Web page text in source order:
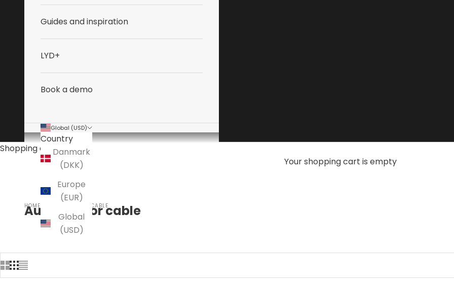
Guides and inspiration
LYD+
Book a demo
Global (USD)
Country
Danmark
(DKK)
Europe
(EUR)
Global
(USD)
Shopping cart
Your shopping cart is empty
HOME AUDIOVECTOR CABLE
Audiovector cable